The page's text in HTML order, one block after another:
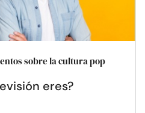
sobre la cultura pop
eres?